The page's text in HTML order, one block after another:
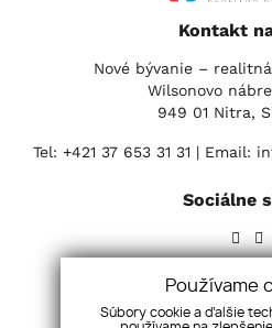
Kontakt
Nové bývanie –
Wilsonovo
949 01 Nitra,
Tel: +421 37 653 31 31 | Email:
Sociálne
Používame
Súbory cookie a ďalšie